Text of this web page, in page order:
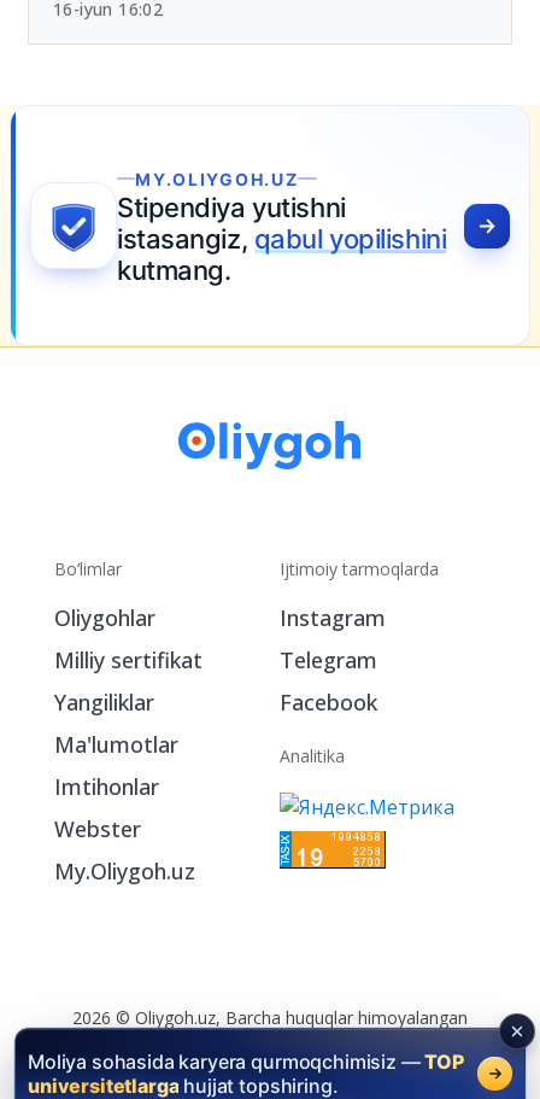
Chet tili sertifikatlari bo‘yicha yangi tartib
tasdiqlandi
yutishni
Bo‘limlar
Yangiliklar
Webster
My.Oliygoh.uz
Ijtimoiy tarmoqlarda
Instagram
Telegram
Moliya sohasida karyera qurmoqchimisiz —TOP
universitetlarga hujjat topshiring.